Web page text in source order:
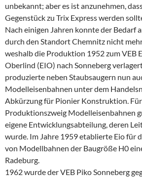
unbekannt; aber es ist anzunehmen,
Gegenstück zu Trix Express werden
Nach einigen Jahren konnte der Bedarf
durch den Standort Chemnitz nicht
weshalb die Produktion 1952 zum VEB
Oberlind (EIO) nach Sonneberg
produzierte neben Staubsaugern nun
Modelleisenbahnen unter dem
Abkürzung für Pionier Konstruktion.
Produktionszweig Modelleisenbahnen
eigene Entwicklungsabteilung, deren
wurde. Im Jahre 1959 etablierte Eio für
von Modellbahnen der Baugröße H0
Radeburg.
1962 wurde der VEB Piko Sonneberg